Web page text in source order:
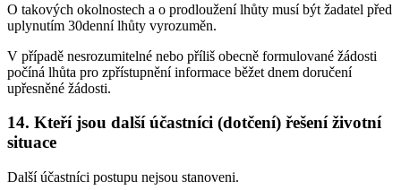
O takových okolnostech a o prodloužení lhůty musí být žadatel před
uplynutím 30denní lhůty vyrozuměn.
V případě nesrozumitelné nebo příliš obecně formulované žádosti
počíná lhůta pro zpřístupnění informace běžet dnem doručení
upřesněné žádosti.
14. Kteří jsou další účastníci (dotčení) řešení životní
situace
Další účastníci postupu nejsou stanoveni.